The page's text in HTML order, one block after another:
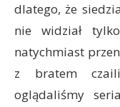
dlatego, że
nie widział
natychmiast
z bratem
oglądaliśmy